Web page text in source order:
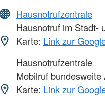
Hausnotrufzentrale
Hausnotruf im Stadt-
Karte: Link zur
Hausnotrufzentrale
Mobilruf bundesweite
Karte: Link zur